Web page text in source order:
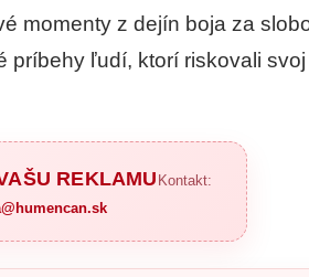
momenty z dejín boja za
príbehy ľudí, ktorí riskovali
REKLAMU Kontakt: